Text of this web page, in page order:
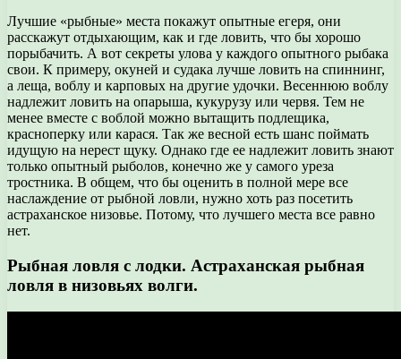
Лучшие «рыбные» места покажут опытные егеря, они
расскажут отдыхающим, как и где ловить, что бы хорошо
порыбачить. А вот секреты улова у каждого опытного рыбака
свои. К примеру, окуней и судака лучше ловить на спиннинг,
а леща, воблу и карповых на другие удочки. Весеннюю воблу
надлежит ловить на опарыша, кукурузу или червя. Тем не
менее вместе с воблой можно вытащить подлещика,
красноперку или карася. Так же весной есть шанс поймать
идущую на нерест щуку. Однако где ее надлежит ловить знают
только опытный рыболов, конечно же у самого уреза
тростника. В общем, что бы оценить в полной мере все
наслаждение от рыбной ловли, нужно хоть раз посетить
астраханское низовье. Потому, что лучшего места все равно
нет.
Рыбная ловля с лодки. Астраханская рыбная
ловля в низовьях волги.